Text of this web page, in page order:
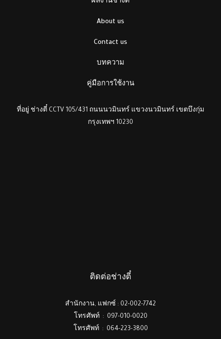
About us
Contact us
บทความ
คู่มือการใช้งาน
ที่อยู่ ช่างตี๋ CCTV 105/431 ถนนนวมินทร์ แขวงนวมินทร์ เขตบึงกุ่ม
กรุงเทพฯ 10230
ติดต่อช่างตี๋
สำนักงาน, แฟกซ์ : 02-002-7742
โทรศัพท์ : 097-010-0020
โทรศัพท์ : 064-223-3800